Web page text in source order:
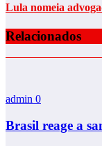
Lula nomeia
Relacionados
admin 0
Brasil reage a